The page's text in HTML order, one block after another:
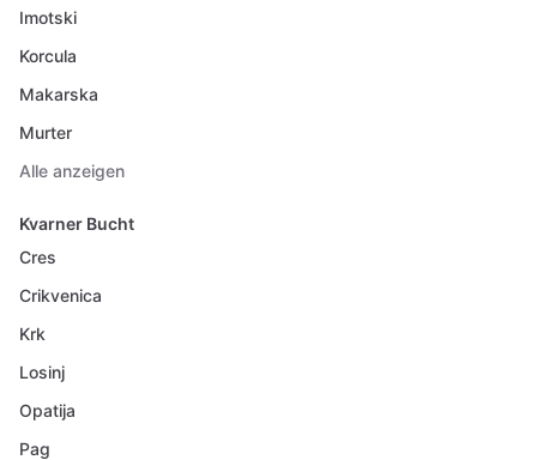
Imotski
Korcula
Makarska
Murter
Alle anzeigen
Kvarner Bucht
Cres
Crikvenica
Krk
Losinj
Opatija
Pag